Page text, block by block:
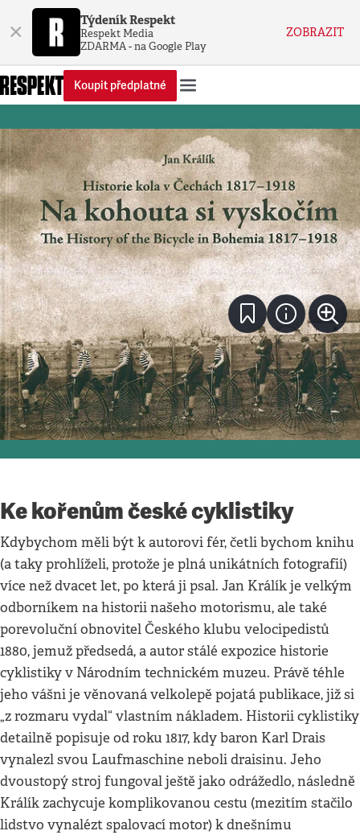
× Týdeník Respekt
Respekt Media
ZDARMA - na Google Play
ZOBRAZIT
Koupit předplatné
Kultura•3. 4. 2022•4minuty
Knižní tipy
Respekt
Ke kořenům české cyklistiky
Kdybychom měli být k autorovi fér, četli bychom knihu
(a taky prohlíželi, protože je plná unikátních fotografií)
více než dvacet let, po která ji psal. Jan Králík je velkým
odborníkem na historii našeho motorismu, ale také
porevoluční obnovitel Českého klubu velocipedistů
1880, jemuž předsedá, a autor stálé expozice historie
cyklistiky v Národním technickém muzeu. Právě téhle
jeho vášni je věnovaná velkolepě pojatá publikace, již si
„z rozmaru vydal“ vlastním nákladem. Historii cyklistiky
detailně popisuje od roku 1817, kdy baron Karl Drais
vynalezl svou Laufmaschine neboli draisinu. Jeho
dvoustopý stroj fungoval ještě jako odrážedlo, následně
Králík zachycuje komplikovanou cestu (mezitím stačilo
lidstvo vynalézt spalovací motor) k dnešnímu